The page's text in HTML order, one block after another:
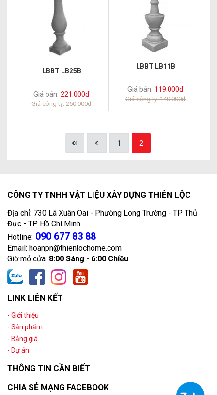
LBBT LB25B
Giá bán: 221.000đ
Giá công ty: 260.000đ
LBBT LB11B
Giá bán: 119.000đ
Giá công ty: 140.000đ
1 2
CÔNG TY TNHH VẬT LIỆU XÂY DỰNG THIÊN LỘC
Địa chỉ: 730 Lã Xuân Oai - Phường Long Trường - TP Thủ
Đức - TP. Hồ Chí Minh
Hotline: 090 677 83 88
Email: hoanpn@thienlochome.com
Giờ mở cửa: 8:00 Sáng - 6:00 Chiều
LINK LIÊN KẾT
- Giới thiệu
- Sản phẩm
- Bảng giá
- Dự án
THÔNG TIN CẦN BIẾT
CHIA SẺ MẠNG FACEBOOK